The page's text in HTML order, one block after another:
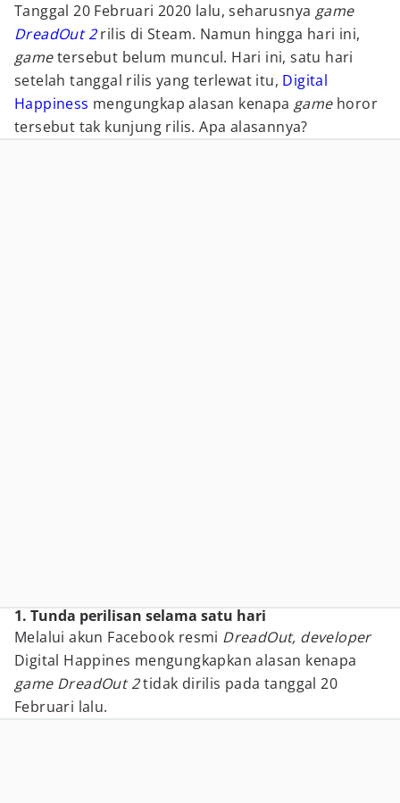
Tanggal 20 Februari 2020 lalu, seharusnya game
DreadOut 2rilis di Steam. Namun hingga hari ini,
gametersebut belum muncul. Hari ini, satu hari
setelah tanggal rilis yang terlewat itu, Digital
Happiness mengungkap alasan kenapa gamehoror
tersebut tak kunjung rilis. Apa alasannya?
1. Tunda perilisan selama satu hari
Melalui akun Facebook resmi DreadOut, developer
Digital Happines mengungkapkan alasan kenapa
game DreadOut 2tidak dirilis pada tanggal 20
Februari lalu.